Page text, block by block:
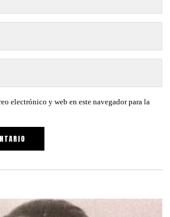
electrónico y web en este navegador para la